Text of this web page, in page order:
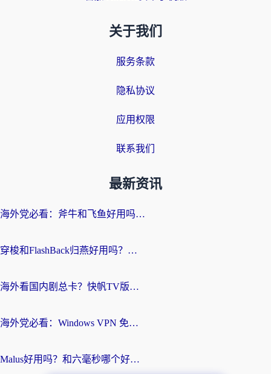
关于我们
服务条款
隐私协议
应用权限
联系我们
最新资讯
海外党必看：斧牛和飞鱼好用吗？3步选对回国加速器，无缝刷剧玩国服
穿梭和FlashBack归燕好用吗？海外党亲测3款热门回国加速器，教你选对不踩坑
海外看国内剧总卡？快帆TV版VPN好用吗？和快滚VPN对比哪个回国效果更好？
海外党必看：Windows VPN 免费？别踩坑！教你选对好用的国内加速器无缝回国
Malus好用吗？和六毫秒哪个好？海外党选回国加速器的避坑指南